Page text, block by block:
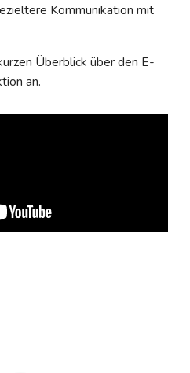
Kommunikation mit
Überblick über den E-
an.